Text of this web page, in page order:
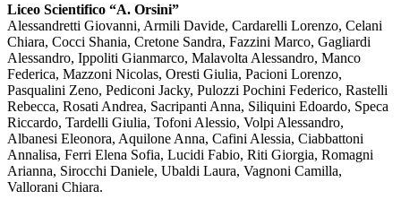
Liceo Scientifico “A. Orsini”
Alessandretti Giovanni, Armili Davide, Cardarelli Lorenzo, Celani
Chiara, Cocci Shania, Cretone Sandra, Fazzini Marco, Gagliardi
Alessandro, Ippoliti Gianmarco, Malavolta Alessandro, Manco
Federica, Mazzoni Nicolas, Oresti Giulia, Pacioni Lorenzo,
Pasqualini Zeno, Pediconi Jacky, Pulozzi Pochini Federico, Rastelli
Rebecca, Rosati Andrea, Sacripanti Anna, Siliquini Edoardo, Speca
Riccardo, Tardelli Giulia, Tofoni Alessio, Volpi Alessandro,
Albanesi Eleonora, Aquilone Anna, Cafini Alessia, Ciabbattoni
Annalisa, Ferri Elena Sofia, Lucidi Fabio, Riti Giorgia, Romagni
Arianna, Sirocchi Daniele, Ubaldi Laura, Vagnoni Camilla,
Vallorani Chiara.